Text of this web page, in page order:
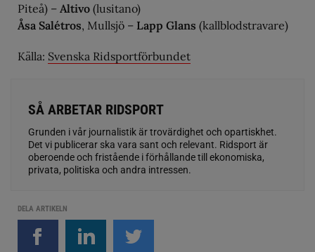
Piteå) – Altivo (lusitano)
Åsa Salétros, Mullsjö – Lapp Glans (kallblodstravare)
Källa: Svenska Ridsportförbundet
SÅ ARBETAR RIDSPORT
Grunden i vår journalistik är trovärdighet och opartiskhet.
Det vi publicerar ska vara sant och relevant. Ridsport är
oberoende och fristående i förhållande till ekonomiska,
privata, politiska och andra intressen.
DELA ARTIKELN